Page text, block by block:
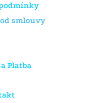
smlouvy
Platba